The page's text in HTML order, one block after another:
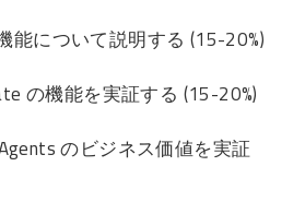
能について説明する (15-20%)
の機能を実証する (15-20%)
のビジネス価値を実証